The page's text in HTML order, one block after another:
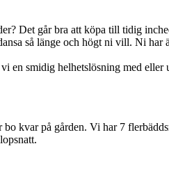
Det går bra att köpa till tidig
så länge och högt ni vill. Ni
en smidig helhetslösning med
kvar på gården. Vi har 7